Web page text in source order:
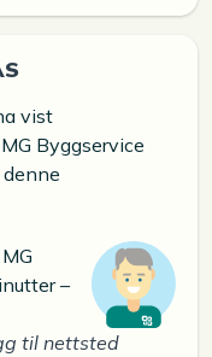
vist
Byggservice
–
til nettsted